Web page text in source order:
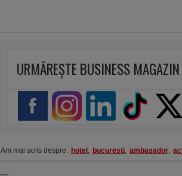
URMĂREȘTE BUSINESS MAGAZIN
Am mai scris despre: hotel , bucuresti, ambasador,